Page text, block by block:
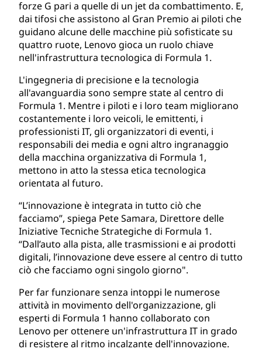
forze G pari a quelle di un jet da combattimento. E,
dai tifosi che assistono al Gran Premio ai piloti che
guidano alcune delle macchine più sofisticate su
quattro ruote, Lenovo gioca un ruolo chiave
nell'infrastruttura tecnologica di Formula 1.
L'ingegneria di precisione e la tecnologia
all'avanguardia sono sempre state al centro di
Formula 1. Mentre i piloti e i loro team migliorano
costantemente i loro veicoli, le emittenti, i
professionisti IT, gli organizzatori di eventi, i
responsabili dei media e ogni altro ingranaggio
della macchina organizzativa di Formula 1,
mettono in atto la stessa etica tecnologica
orientata al futuro.
“L’innovazione è integrata in tutto ciò che
facciamo”, spiega Pete Samara, Direttore delle
Iniziative Tecniche Strategiche di Formula 1.
“Dall’auto alla pista, alle trasmissioni e ai prodotti
digitali, l’innovazione deve essere al centro di tutto
ciò che facciamo ogni singolo giorno".
Per far funzionare senza intoppi le numerose
attività in movimento dell'organizzazione, gli
esperti di Formula 1 hanno collaborato con
Lenovo per ottenere un'infrastruttura IT in grado
di resistere al ritmo incalzante dell'innovazione.